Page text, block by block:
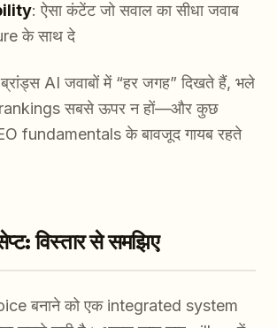
: ऐसा कंटेंट जो सवाल का सीधा जवाब
के साथ दे
AI जवाबों में “हर जगह” दिखते हैं, भले
सबसे ऊपर न हों—और कुछ
fundamentals के बावजूद गायब रहते
विस्तार से समझिए
बनाने को एक integrated system